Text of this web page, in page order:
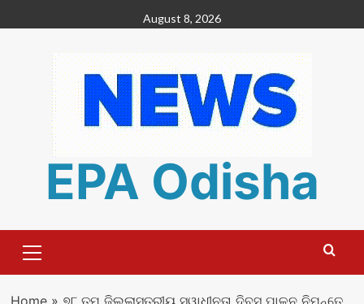
to
August 8, 2026
EPA Odisha
Menu
Home» ୭୮ ତମ ଜିଲ୍ଲାସ୍ତରୀୟ ସ୍ୱାଧୀନତା ଦିବସ ପାଳନ ନିମନ୍ତେ